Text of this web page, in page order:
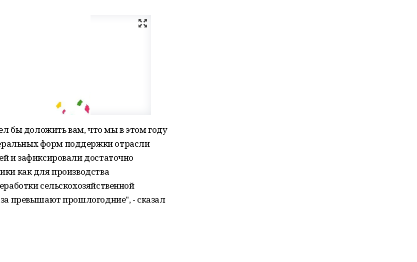
бы доложить вам, что мы в этом году
форм поддержки отрасли
и зафиксировали достаточно
как для производства
сельскохозяйственной
превышают прошлогодние", - сказал